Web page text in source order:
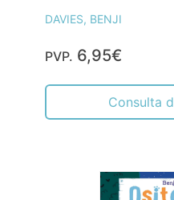
DAVIES, BENJI
PVP. 6,95€
Consulta